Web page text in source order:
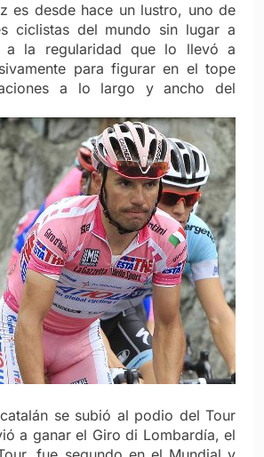
es desde hace un lustro, uno de
ciclistas del mundo sin lugar a
a la regularidad que lo llevó a
para figurar en el tope
a lo largo y ancho del
se subió al podio del Tour
a ganar el Giro di Lombardía, el